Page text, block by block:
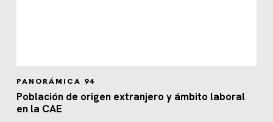
PANORÁMICA 94
Población de origen extranjero y ámbito laboral
en la CAE